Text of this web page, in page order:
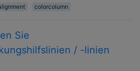
colorcolumn
Sie
/ -linien